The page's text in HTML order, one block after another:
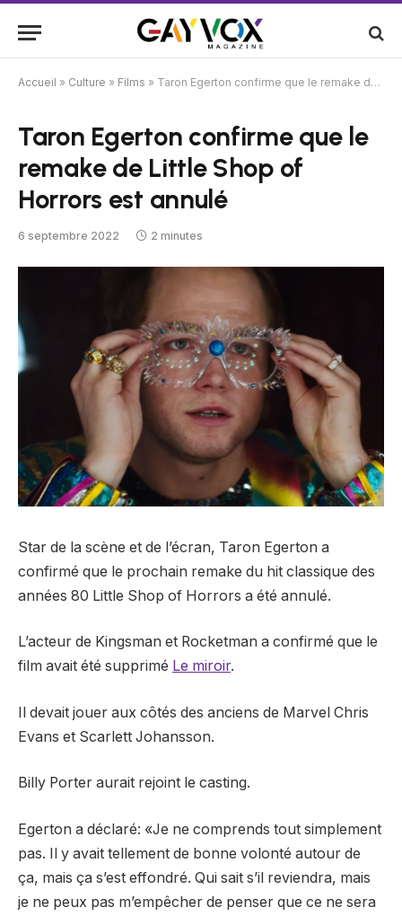
Accueil » Culture » Films » Taron Egerton confirme que le remake de Little Shop of Horrors est annulé
Taron Egerton confirme que le
remake de Little Shop of
Horrors est annulé
6 septembre 2022 2 minutes
Star de la scène et de l’écran, Taron Egerton a
confirmé que le prochain remake du hit classique des
années 80 Little Shop of Horrors a été annulé.
L’acteur de Kingsman et Rocketman a confirmé que le
film avait été supprimé Le miroir.
Il devait jouer aux côtés des anciens de Marvel Chris
Evans et Scarlett Johansson.
Billy Porter aurait rejoint le casting.
Egerton a déclaré: «Je ne comprends tout simplement
pas. Il y avait tellement de bonne volonté autour de
ça, mais ça s’est effondré. Qui sait s’il reviendra, mais
je ne peux pas m’empêcher de penser que ce ne sera